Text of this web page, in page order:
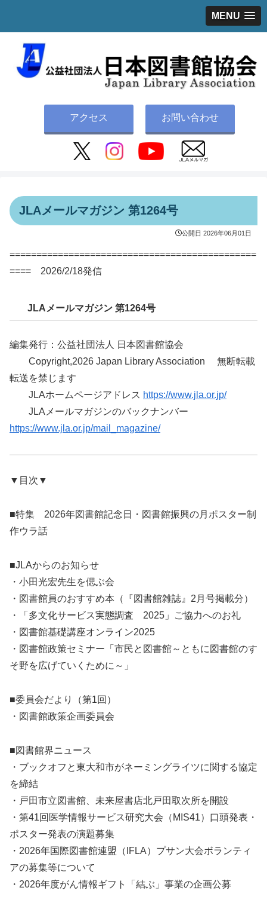
MENU
アクセス お問い合わせ
JLAメールマガジン 第1264号
公開日 2026年06月01日
==============================================
==== 2026/2/18発信
JLAメールマガジン 第1264号
編集発行：公益社団法人 日本図書館協会
Copyright,2026 Japan Library Association 無断転載
転送を禁じます
JLAホームページアドレス https://www.jla.or.jp/
JLAメールマガジンのバックナンバー
https://www.jla.or.jp/mail_magazine/
▼目次▼
■特集 2026年図書館記念日・図書館振興の月ポスター制
作ウラ話
■JLAからのお知らせ
・小田光宏先生を偲ぶ会
・図書館員のおすすめ本（『図書館雑誌』2月号掲載分）
・「多文化サービス実態調査 2025」ご協力へのお礼
・図書館基礎講座オンライン2025
・図書館政策セミナー「市民と図書館～ともに図書館のす
そ野を広げていくために～」
■委員会だより（第1回）
・図書館政策企画委員会
■図書館界ニュース
・ブックオフと東大和市がネーミングライツに関する協定
を締結
・戸田市立図書館、未来屋書店北戸田取次所を開設
・第41回医学情報サービス研究大会（MIS41）口頭発表・
ポスター発表の演題募集
・2026年国際図書館連盟（IFLA）プサン大会ボランティ
アの募集等について
・2026年度がん情報ギフト「結ぶ」事業の企画公募